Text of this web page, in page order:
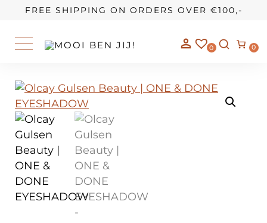
FREE SHIPPING ON ORDERS OVER €100,-
0 0
OUR STORY